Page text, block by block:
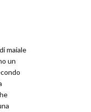
maiale
un